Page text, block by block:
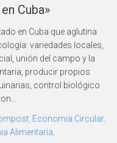
Cuba»
en Cuba que aglutina
variedades locales,
unión del campo y la
producir propios
control biológico
Economia Circular,
Alimentaria